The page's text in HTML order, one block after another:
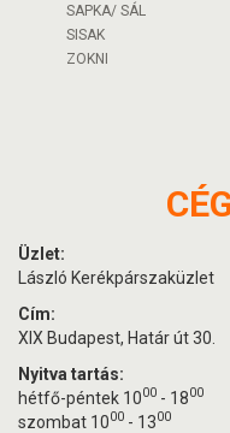
SAPKA/ SÁL
SISAK
ZOKNI
Üzlet:
László Kerékpárszaküzlet
Cím:
XIX Budapest, Határ út 30.
Nyitva tartás:
hétfő-péntek 1000 - 1800
szombat 1000 - 1300